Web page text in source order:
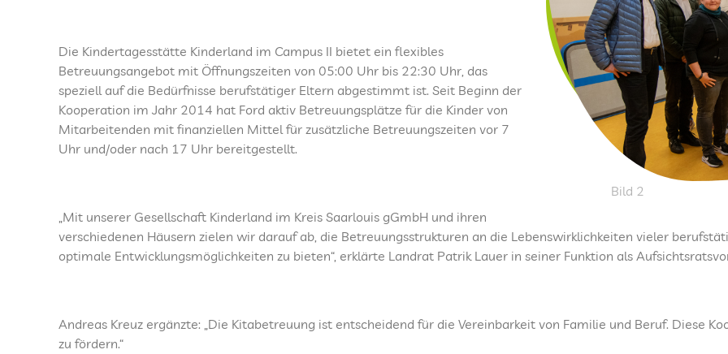
Bild 2
Die Kindertagesstätte Kinderland im Campus II bietet ein flexibles
Betreuungsangebot mit Öffnungszeiten von 05:00 Uhr bis 22:30 Uhr, das
speziell auf die Bedürfnisse berufstätiger Eltern abgestimmt ist. Seit Beginn der
Kooperation im Jahr 2014 hat Ford aktiv Betreuungsplätze für die Kinder von
Mitarbeitenden mit finanziellen Mittel für zusätzliche Betreuungszeiten vor 7
Uhr und/oder nach 17 Uhr bereitgestellt.
„Mit unserer Gesellschaft Kinderland im Kreis Saarlouis gGmbH und ihren
verschiedenen Häusern zielen wir darauf ab, die Betreuungsstrukturen an die Lebenswirklichkeiten vieler
optimale Entwicklungsmöglichkeiten zu bieten“, erklärte Landrat Patrik Lauer in seiner Funktion als
Andreas Kreuz ergänzte: „Die Kitabetreuung ist entscheidend für die Vereinbarkeit von Familie und Beruf. Diese
zu fördern.“